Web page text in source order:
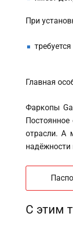
При
Главная
Фаркопы
Постоянное
отрасли. А
надёжности
С этим